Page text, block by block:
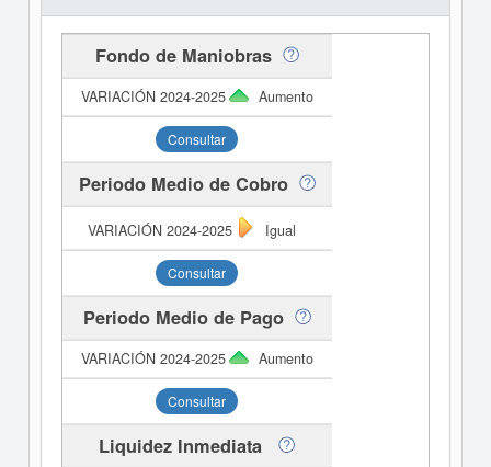
Fondo de Maniobras
Aumento
Consultar
Periodo Medio de Cobro
Igual
Consultar
Periodo Medio de Pago
Aumento
Consultar
Liquidez Inmediata